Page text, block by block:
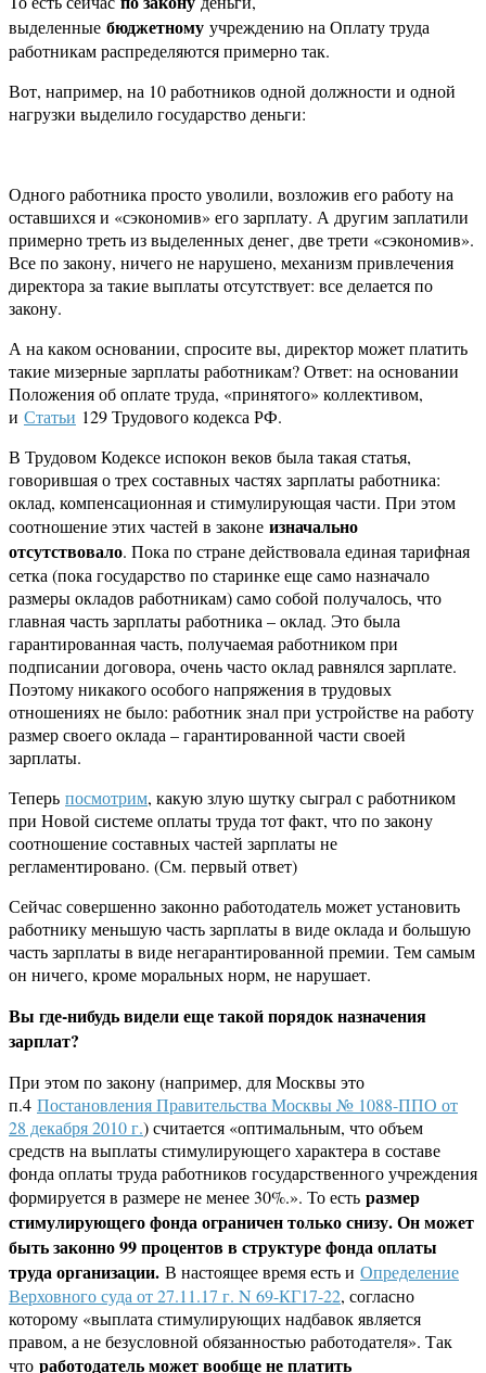
выделенные бюджетному учреждению на Оплату труда
работникам распределяются примерно так.
Вот, например, на 10 работников одной должности и одной
нагрузки выделило государство деньги:
Одного работника просто уволили, возложив его работу на
оставшихся и «сэкономив» его зарплату. А другим заплатили
примерно треть из выделенных денег, две трети «сэкономив».
Все по закону, ничего не нарушено, механизм привлечения
директора за такие выплаты отсутствует: все делается по
закону.
А на каком основании, спросите вы, директор может платить
такие мизерные зарплаты работникам? Ответ: на основании
Положения об оплате труда, «принятого» коллективом,
и Статьи 129 Трудового кодекса РФ.
В Трудовом Кодексе испокон веков была такая статья,
говорившая о трех составных частях зарплаты работника:
оклад, компенсационная и стимулирующая части. При этом
соотношение этих частей в законе изначально
отсутствовало. Пока по стране действовала единая тарифная
сетка (пока государство по старинке еще само назначало
размеры окладов работникам) само собой получалось, что
главная часть зарплаты работника – оклад. Это была
гарантированная часть, получаемая работником при
подписании договора, очень часто оклад равнялся зарплате.
Поэтому никакого особого напряжения в трудовых
отношениях не было: работник знал при устройстве на работу
размер своего оклада – гарантированной части своей
зарплаты.
Теперь посмотрим, какую злую шутку сыграл с работником
при Новой системе оплаты труда тот факт, что по закону
соотношение составных частей зарплаты не
регламентировано. (См. первый ответ)
Сейчас совершенно законно работодатель может установить
работнику меньшую часть зарплаты в виде оклада и большую
часть зарплаты в виде негарантированной премии. Тем самым
он ничего, кроме моральных норм, не нарушает.
Вы где-нибудь видели еще такой порядок назначения
зарплат?
При этом по закону (например, для Москвы это
п.4 Постановления Правительства Москвы № 1088-ППО от
28 декабря 2010 г.) считается «оптимальным, что объем
средств на выплаты стимулирующего характера в составе
фонда оплаты труда работников государственного учреждения
формируется в размере не менее 30%.». То есть размер
стимулирующего фонда ограничен только снизу. Он может
быть законно 99 процентов в структуре фонда оплаты
труда организации. В настоящее время есть и Определение
Верховного суда от 27.11.17 г. N 69-КГ17-22, согласно
которому «выплата стимулирующих надбавок является
правом, а не безусловной обязанностью работодателя». Так
что работодатель может вообще не платить